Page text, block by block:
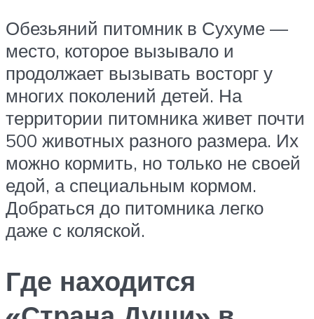
Обезьяний питомник в Сухуме —
место, которое вызывало и
продолжает вызывать восторг у
многих поколений детей. На
территории питомника живет почти
500 животных разного размера. Их
можно кормить, но только не своей
едой, а специальным кормом.
Добраться до питомника легко
даже с коляской.
Где находится